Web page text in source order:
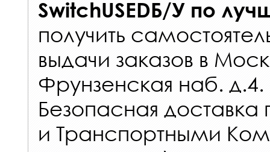
SwitchUSEDБ/У по
получить
выдачи заказов в
Фрунзенская наб. д.4.
Безопасная
и Транспортными